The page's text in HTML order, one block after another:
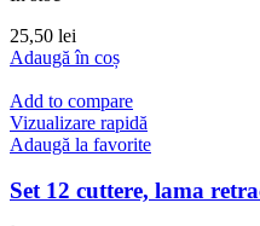
25,50 lei
Adaugă în coș
Add to compare
Vizualizare rapidă
Adaugă la favorite
Set 12 cuttere, lama